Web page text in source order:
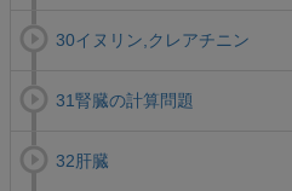
30イヌリン,クレアチニン
31腎臓の計算問題
32肝臓